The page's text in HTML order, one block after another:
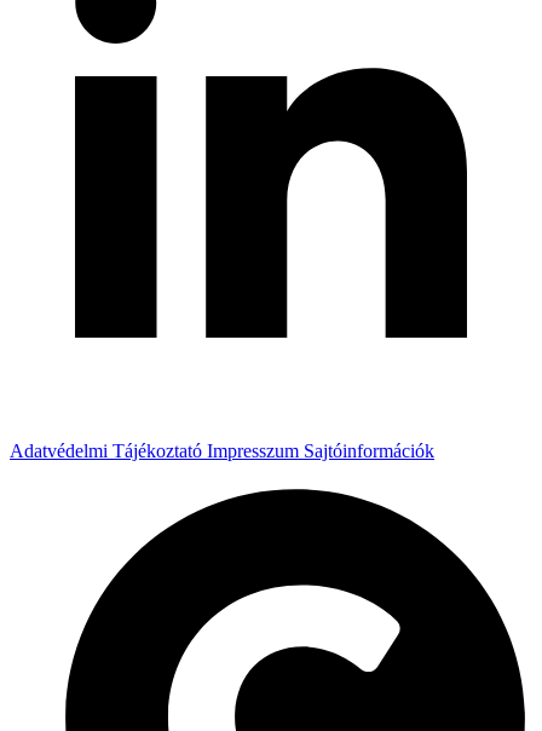
Adatvédelmi Tájékoztató Impresszum Sajtóinformációk